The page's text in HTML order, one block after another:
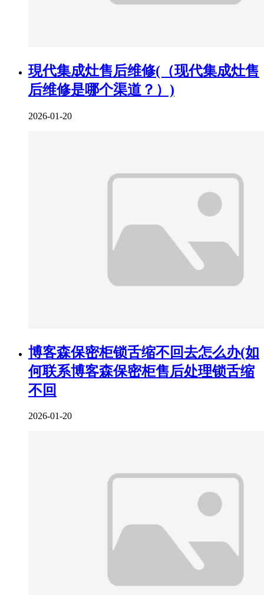
現代集成灶售后维修(（现代集成灶售
后维修是哪个渠道？）)
2026-01-20
博客森保密柜锁舌缩不回去怎么办(如
何联系博客森保密柜售后处理锁舌缩
不回
2026-01-20